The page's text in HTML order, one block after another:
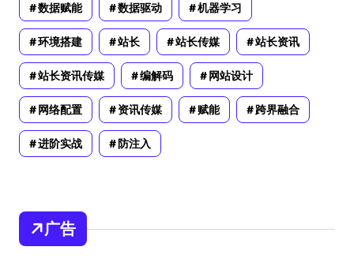
数据赋能 数据驱动 机器学习
环境搭建 站长 站长传媒 站长资讯
站长资讯传媒 编解码 网站设计
网络配置 资讯传媒 赋能 跨界融合
进阶实战 防注入
广告